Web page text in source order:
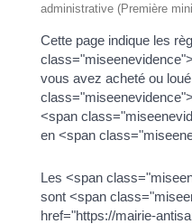
administrative (Première
Cette page indique les
vous avez acheté ou
<span
en <span
Les <span
sont <span
href="https://mairie-